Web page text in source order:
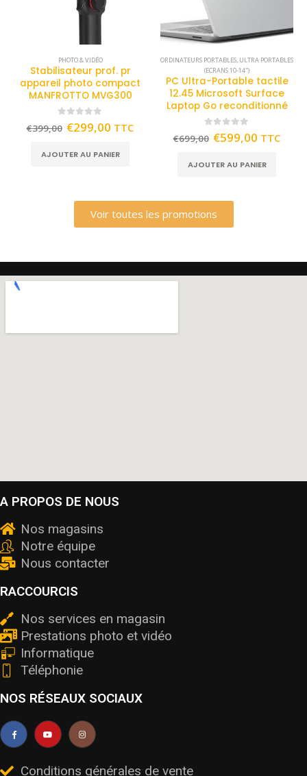
PHOTO & VIDÉO
Stabilisateur prof. pr
appareil photo compact
MANFROTTO MVG300
out of 5
€399,00 €299,00 TTC
AJOUTER AU PANIER
ORDINATEURS PORTABLES, ULTRA PORTABLES
(ECRANS 10-14")
PC Ultra-Portable tactile
12.45 Microsoft Surface
Laptop Go reconditionné
out of 5
€699,00 €599,00 TTC
AJOUTER AU PANIER
Voir toutes les promotions
A PROPOS DE NOUS
Nos magasins
Notre équipe
Nous contacter
RACCOURCIS
Nos services en magasin
Prestations photo et vidéo
Informatique
Téléphonie
NOS RÉSEAUX SOCIAUX
Conditions générales de vente